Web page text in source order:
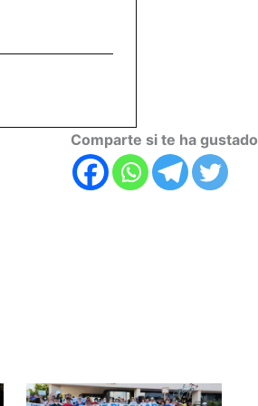
Comparte si te ha gustado